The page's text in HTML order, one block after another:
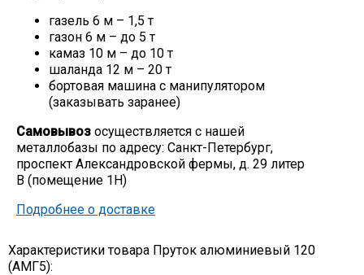
газель 6 м – 1,5 т
газон 6 м – до 5 т
камаз 10 м – до 10 т
шаланда 12 м – 20 т
бортовая машина с манипулятором
(заказывать заранее)
Самовывоз осуществляется с нашей
металлобазы по адресу: Санкт-Петербург,
проспект Александровской фермы, д. 29 литер
В (помещение 1Н)
Подробнее о доставке
Характеристики товара Пруток алюминиевый 120
(АМГ5):